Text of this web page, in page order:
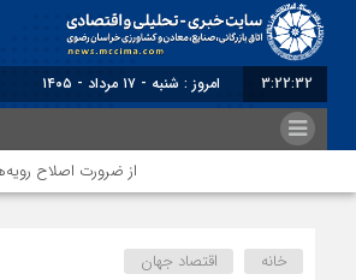
3:22:33 امروز : شنبه - ۱۷ مرداد - ۱۴۰۵
از ضرورت اصلاح
خانه اقتصاد جهان